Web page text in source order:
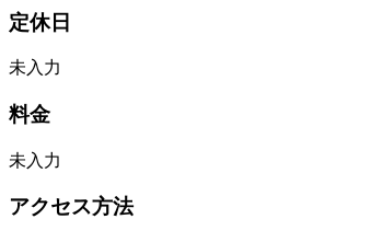
定休日
未入力
料金
未入力
アクセス方法